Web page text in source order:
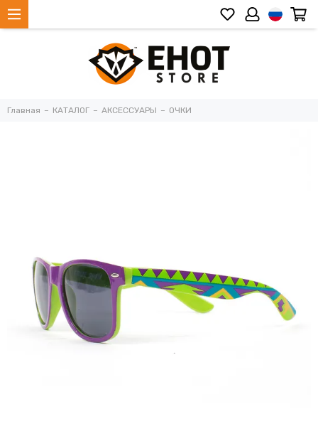
Главная КАТАЛОГ АКСЕССУАРЫ ОЧКИ